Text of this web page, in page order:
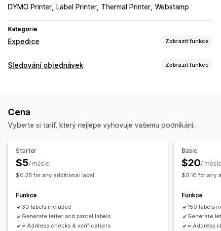
DYMO Printer
Label Printer Thermal Printer Webstamp
Kategorie
Expedice Zobrazit funkce
Štítky a balení
Řízení zásilek
E-mailová oznámení
Sledování objednávek Zobrazit funkce
Cena
Vyberte si tarif, který nejlépe vyhovuje vašemu podnikání.
Starter
$5/ měsíc
$0.25 for any additional label
Funkce
30 labels included
Generate letter and parcel labels
∞ Address checks & verifications
Basic
$20/ měsíc
$0.10 for any
Funkce
150 labels
Generate
∞ Address